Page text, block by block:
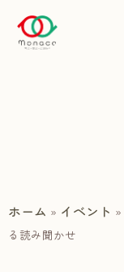
ホーム » イベント »
る読み聞かせ